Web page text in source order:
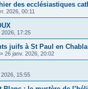
des ecclésiastiques
2026, 00:11
2026, 17:25
juifs à St Paul en
» 26 janv. 2026, 20:02
2026, 15:55